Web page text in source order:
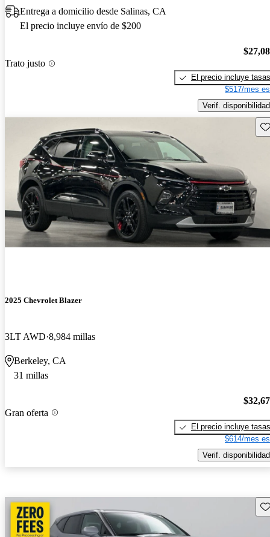
Entrega a domicilio desde Salinas, CA
El precio incluye envío de $200
Trato justo
El precio incluye tasas
$517/mes
Verif. disponibilidad
2025 Chevrolet Blazer
3LT AWD 8,984 millas
Berkeley, CA
31 millas
Gran oferta
El precio incluye tasas
$614/mes
Verif. disponibilidad